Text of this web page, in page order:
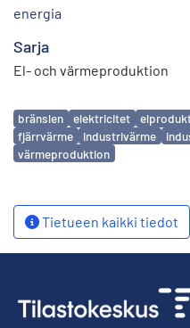
energia
Sarja
El- och värmeproduktion
Avainsanat
bränslen elektricitet
fjärrvärme
industrivärme
värmeproduktion
Tietueen kaikki tiedot